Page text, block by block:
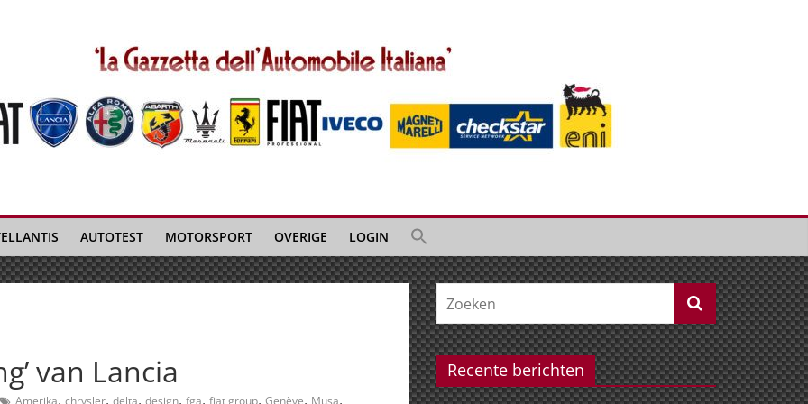
AUTOTEST MOTORSPORT OVERIGE LOGIN
van Lancia
Amerika, chrysler, delta, design, fga, fiat group, Genève, Musa,
Recente berichten